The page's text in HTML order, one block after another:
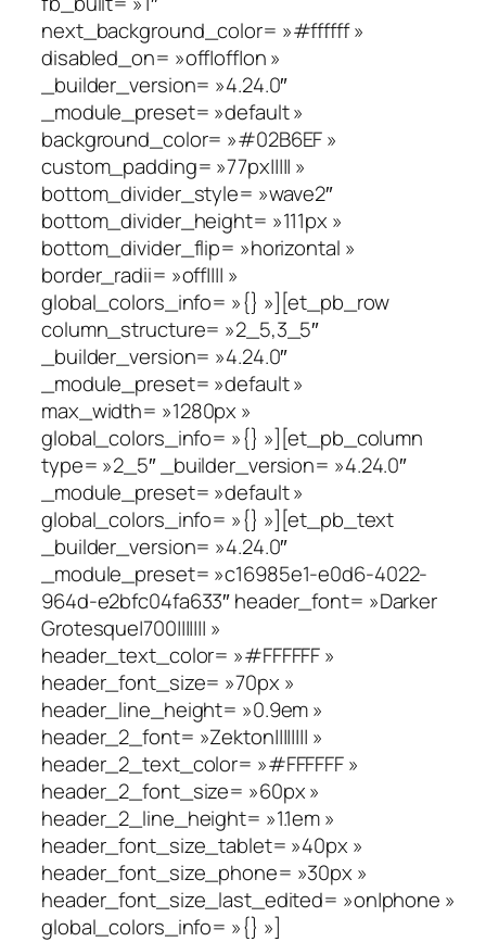
next_background_color= »#ffffff »
disabled_on= »off|off|on »
_builder_version= »4.24.0″
_module_preset= »default »
background_color= »#02B6EF »
custom_padding= »77px||||| »
bottom_divider_style= »wave2″
bottom_divider_height= »111px »
bottom_divider_flip= »horizontal »
border_radii= »off|||| »
global_colors_info= »{} »][et_pb_row
column_structure= »2_5,3_5″
_builder_version= »4.24.0″
_module_preset= »default »
max_width= »1280px »
global_colors_info= »{} »][et_pb_column
type= »2_5″ _builder_version= »4.24.0″
_module_preset= »default »
global_colors_info= »{} »][et_pb_text
_builder_version= »4.24.0″
_module_preset= »c16985e1-e0d6-4022-
964d-e2bfc04fa633″ header_font= »Darker
Grotesque|700||||||| »
header_text_color= »#FFFFFF »
header_font_size= »70px »
header_line_height= »0.9em »
header_2_font= »Zekton|||||||| »
header_2_text_color= »#FFFFFF »
header_2_font_size= »60px »
header_2_line_height= »1.1em »
header_font_size_tablet= »40px »
header_font_size_phone= »30px »
header_font_size_last_edited= »on|phone »
global_colors_info= »{} »]